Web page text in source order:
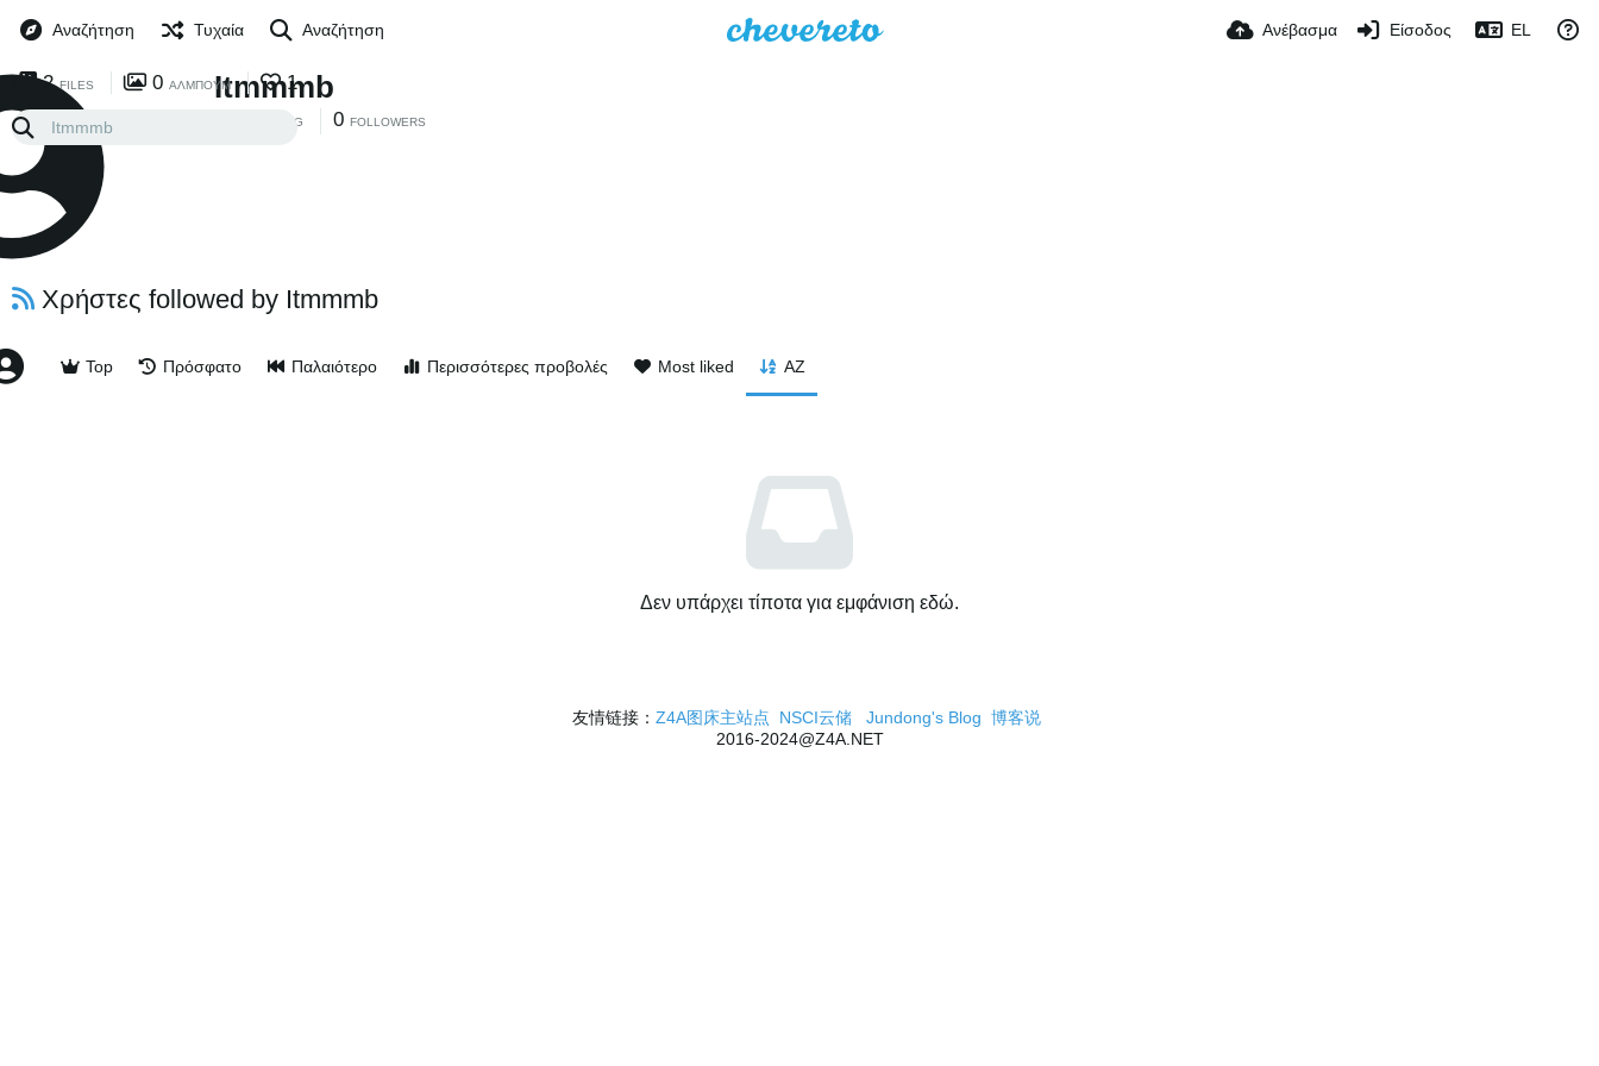
Αναζήτηση Τυχαία Αναζήτηση Ανέβασμα Είσοδος EL
Itmmmb
FOLLOWING 0 FOLLOWERS
2 FILES 0 ΆΛΜΠΟΥΜ 1
Χρήστες followed by Itmmmb
Top Πρόσφατο Παλαιότερο Περισσότερες προβολές Most liked AZ
Δεν υπάρχει τίποτα για εμφάνιση εδώ.
友情链接： Z4A图床主站点 NSCI云储 Jundong's Blog 博客说
2016-2024@Z4A.NET